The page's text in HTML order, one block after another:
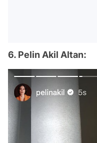
6. Pelin Akil Altan: